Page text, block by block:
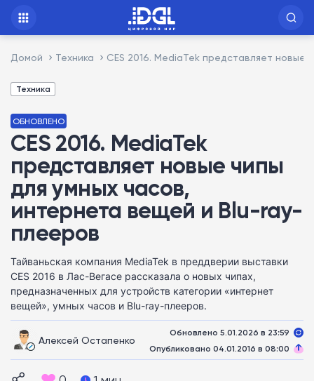
Домой Техника CES 2016. MediaTek представляет
Техника
ОБНОВЛЕНО
CES 2016. MediaTek
представляет новые чипы
для умных часов,
интернета вещей и Blu-ray-
плееров
Тайваньская компания MediaTek в преддверии выставки
CES 2016 в Лас-Вегасе рассказала о новых чипах,
предназначенных для устройств категории «интернет
вещей», умных часов и Blu-ray-плееров.
Алексей Остапенко
Обновлено 5.01.2026 в 23:59
Опубликовано 04.01.2016 в 08:00